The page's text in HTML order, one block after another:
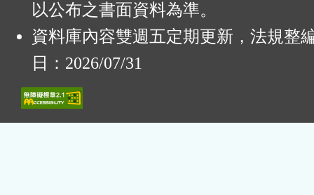
以公布之書面資料為準。
資料庫內容雙週五定期更新，法規整
日：2026/07/31